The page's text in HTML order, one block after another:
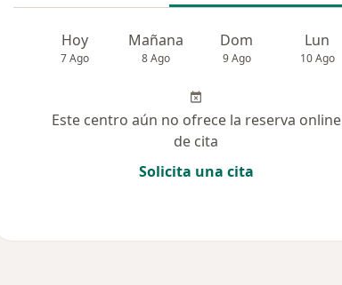
Hoy
7 Ago
Mañana
8 Ago
Dom
9 Ago
Lun
10 Ago
Este centro aún no ofrece la reserva online
de cita
Solicita una cita